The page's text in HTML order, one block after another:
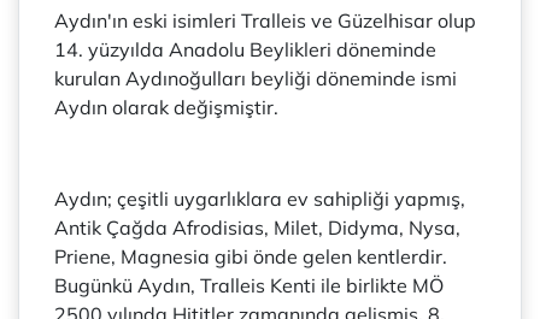
Aydın'ın eski isimleri Tralleis ve Güzelhisar olup
14. yüzyılda Anadolu Beylikleri döneminde
kurulan Aydınoğulları beyliği döneminde ismi
Aydın olarak değişmiştir.
Aydın; çeşitli uygarlıklara ev sahipliği yapmış,
Antik Çağda Afrodisias, Milet, Didyma, Nysa,
Priene, Magnesia gibi önde gelen kentlerdir.
Bugünkü Aydın, Tralleis Kenti ile birlikte MÖ
2500 yılında Hititler zamanında gelişmiş, 8.